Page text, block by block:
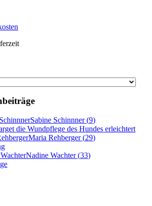
Sabine Schinnner(9)
die Wundpflege des Hundes erleichtert
Maria Rehberger(29)
Nadine Wachter(33)